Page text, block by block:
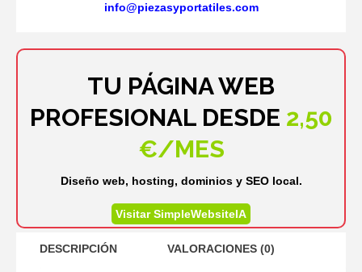
info@piezasyportatiles.com
TU PÁGINA WEB
PROFESIONAL DESDE 2,50
€/MES
Diseño web, hosting, dominios y SEO local.
Visitar SimpleWebsiteIA
DESCRIPCIÓN VALORACIONES (0)